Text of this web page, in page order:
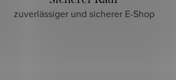
zuverlässiger und sicherer E-Shop